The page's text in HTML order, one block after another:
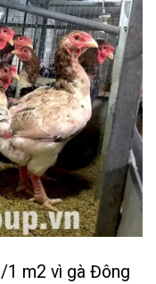
1 m2 vì gà Đông